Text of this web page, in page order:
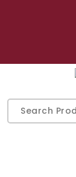
Gửi chữ
Search
for: